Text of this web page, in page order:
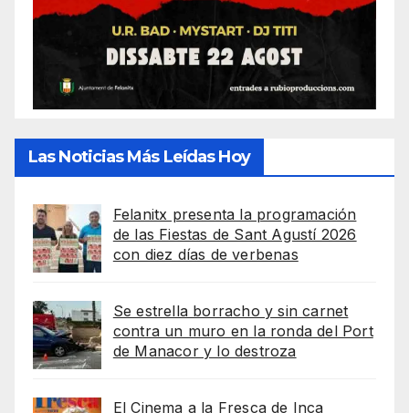
Las Noticias Más Leídas Hoy
Felanitx presenta la programación
de las Fiestas de Sant Agustí 2026
con diez días de verbenas
Se estrella borracho y sin carnet
contra un muro en la ronda del Port
de Manacor y lo destroza
El Cinema a la Fresca de Inca